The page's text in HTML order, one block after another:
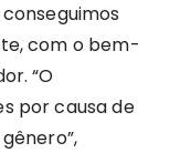
com o bem-
“O
por causa de